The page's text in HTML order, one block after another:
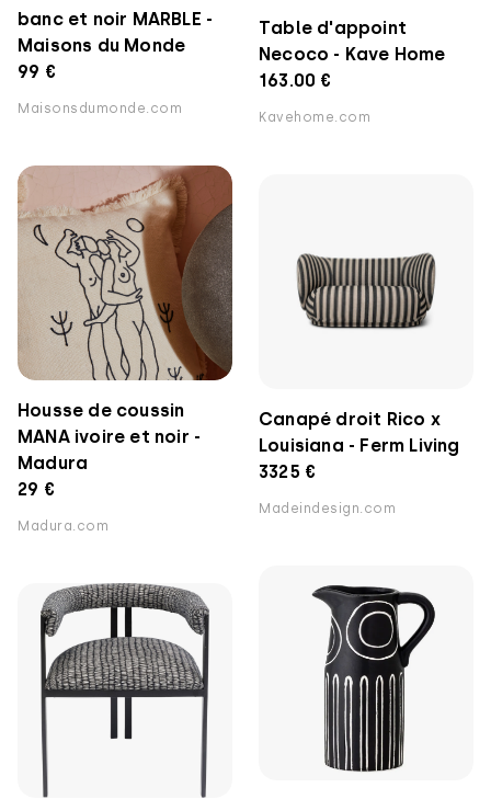
Table d'appoint
Necoco - Kave Home
163.00 €
Kavehome.com
banc et noir MARBLE -
Maisons du Monde
99 €
Maisonsdumonde.com
Housse de coussin
MANA ivoire et noir -
Madura
29 €
Madura.com
Canapé droit Rico x
Louisiana - Ferm Living
3325 €
Madeindesign.com